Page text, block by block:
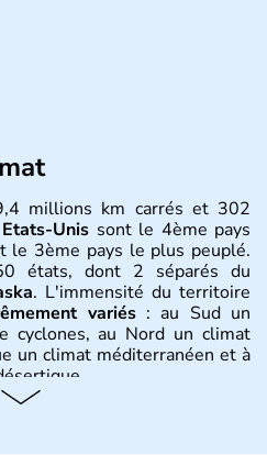
millions km carrés et 302
Etats-Unis sont le 4ème pays
le 3ème pays le plus peuplé.
états, dont 2 séparés du
. L'immensité du territoire
variés: au Sud un
cyclones, au Nord un climat
un climat méditerranéen et à